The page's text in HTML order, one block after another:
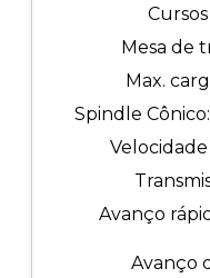
Mesa de
Max.
Spindle
Avanço
Avanço